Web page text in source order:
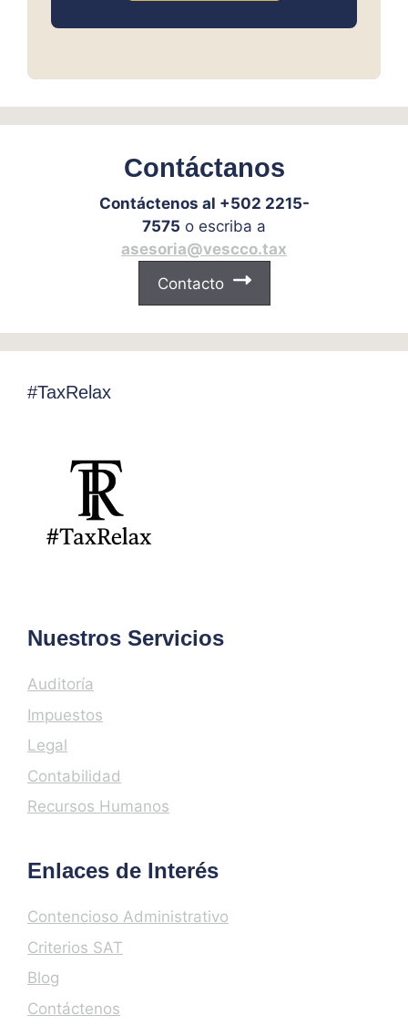
Contáctanos
Contáctenos al +502 2215-
7575 o escriba a
asesoria@vescco.tax
Contacto
#TaxRelax
Nuestros Servicios
Auditoría
Impuestos
Legal
Contabilidad
Recursos Humanos
Enlaces de Interés
Contencioso Administrativo
Criterios SAT
Blog
Contáctenos